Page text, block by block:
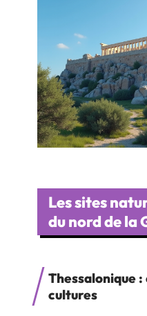
Les sites
du nord de la
Thessalonique
cultures